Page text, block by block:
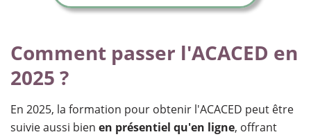
Comment passer l'ACACED en
2025 ?
En 2025, la formation pour obtenir l'ACACED peut être
suivie aussi bien en présentiel qu'en ligne, offrant